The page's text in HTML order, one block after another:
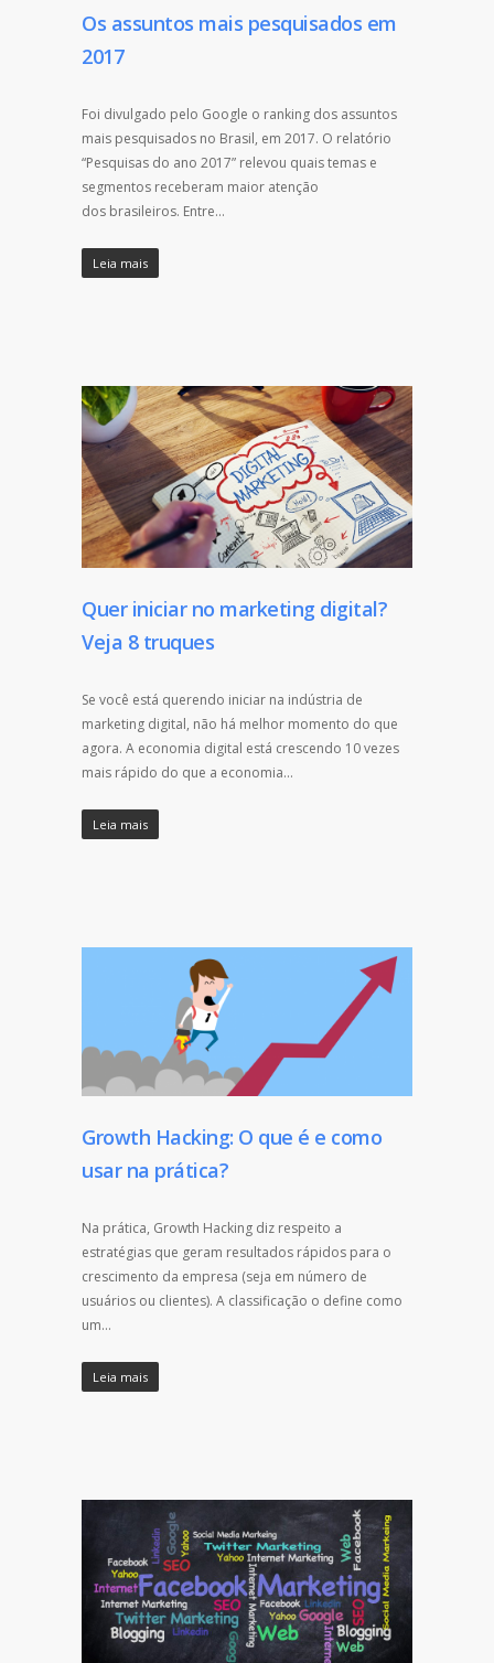
Os assuntos mais pesquisados em
2017
Foi divulgado pelo Google o ranking dos assuntos
mais pesquisados no Brasil, em 2017. O relatório
“Pesquisas do ano 2017” relevou quais temas e
segmentos receberam maior atenção
dos brasileiros. Entre…
Leia mais
Quer iniciar no marketing digital?
Veja 8 truques
Se você está querendo iniciar na indústria de
marketing digital, não há melhor momento do que
agora. A economia digital está crescendo 10 vezes
mais rápido do que a economia…
Leia mais
Growth Hacking: O que é e como
usar na prática?
Na prática, Growth Hacking diz respeito a
estratégias que geram resultados rápidos para o
crescimento da empresa (seja em número de
usuários ou clientes). A classificação o define como
um…
Leia mais